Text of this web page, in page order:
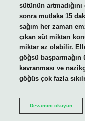
sütünün
sonra mutlaka 15
sağım her zaman
çıkan süt miktarı
miktar az olabilir.
göğsü başparmağın
kavranması ve
göğüs çok fazla
Devamını okuyunSağım